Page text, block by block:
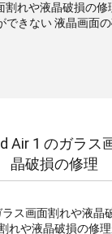
割れや液晶破損の修
できない 液晶画面
Air 1 のガラス
晶破損の修理
ス画面割れや液晶
れや液晶破損の修